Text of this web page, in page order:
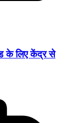
के लिए केंद्र से